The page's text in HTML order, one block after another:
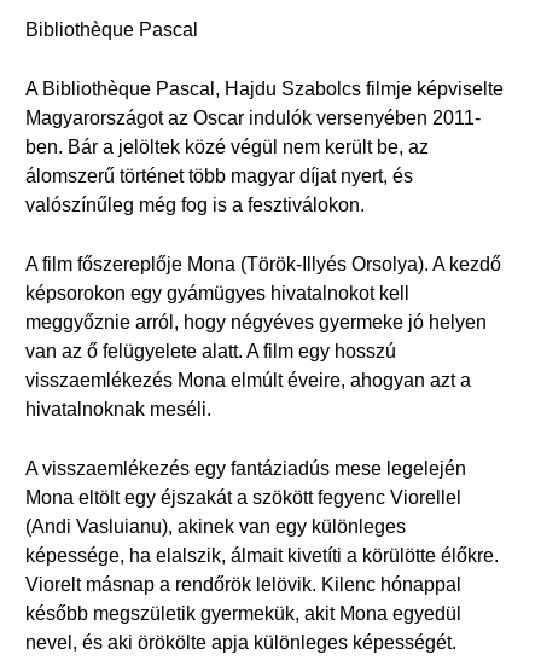
Bibliothèque Pascal
A Bibliothèque Pascal, Hajdu Szabolcs filmje képviselte
Magyarországot az Oscar indulók versenyében 2011-
ben. Bár a jelöltek közé végül nem került be, az
álomszerű történet több magyar díjat nyert, és
valószínűleg még fog is a fesztiválokon.
A film főszereplője Mona (Török-Illyés Orsolya). A kezdő
képsorokon egy gyámügyes hivatalnokot kell
meggyőznie arról, hogy négyéves gyermeke jó helyen
van az ő felügyelete alatt. A film egy hosszú
visszaemlékezés Mona elmúlt éveire, ahogyan azt a
hivatalnoknak meséli.
A visszaemlékezés egy fantáziadús mese legelején
Mona eltölt egy éjszakát a szökött fegyenc Viorellel
(Andi Vasluianu), akinek van egy különleges
képessége, ha elalszik, álmait kivetíti a körülötte élőkre.
Viorelt másnap a rendőrök lelövik. Kilenc hónappal
később megszületik gyermekük, akit Mona egyedül
nevel, és aki örökölte apja különleges képességét.